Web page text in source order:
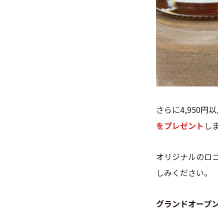
さらに4,950円
をプレゼント し
オリジナルのロ
しみください。
グランドオープ